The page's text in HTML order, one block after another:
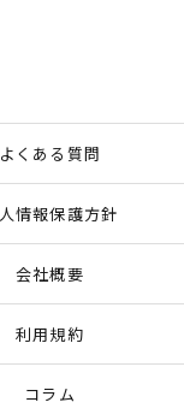
よくある質問
情報保護方針
会社概要
利用規約
コラム